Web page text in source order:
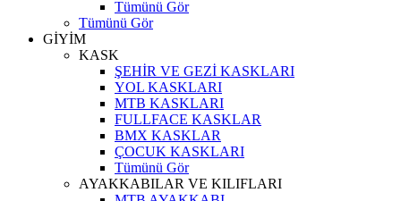
Tümünü Gör
Tümünü Gör
GİYİM
KASK
ŞEHİR VE GEZİ KASKLARI
YOL KASKLARI
MTB KASKLARI
FULLFACE KASKLAR
BMX KASKLAR
ÇOCUK KASKLARI
Tümünü Gör
AYAKKABILAR VE KILIFLARI